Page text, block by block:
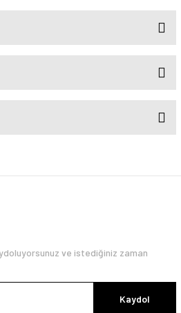
ve istediğiniz zaman
Kaydol